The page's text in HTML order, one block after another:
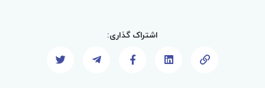
اشتراک گذاری: